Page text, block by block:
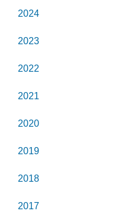
2024
2023
2022
2021
2020
2019
2018
2017